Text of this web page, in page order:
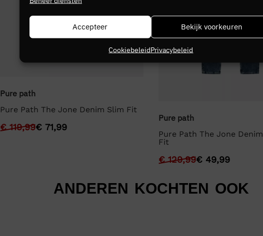
Accepteer Bekijk voorkeuren
CookiebeleidPrivacybeleid
Pure path
Pure Path The Jone Denim Slim Fit
€119,99€71,99
Pure path
Pure Path The Jone
Fit
€129,99€ 49,99
ANDEREN KOCHTEN OOK